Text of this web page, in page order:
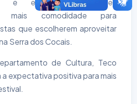
e espaços de lazer,
mais comodidade para
que escolherem aproveitar
Serra dos Cocais.
de Cultura, Teco
expectativa positiva para mais